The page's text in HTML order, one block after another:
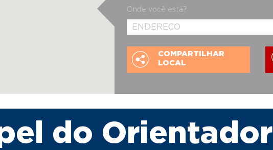
Onde você está?
COMPARTILHAR
LOCAL
do Orientador